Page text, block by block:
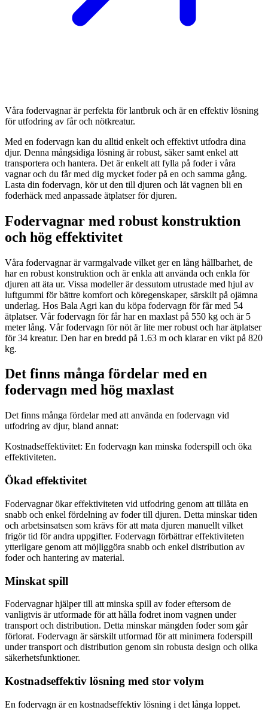
Våra fodervagnar är perfekta för lantbruk och är en effektiv lösning
för utfodring av får och nötkreatur.
Med en fodervagn kan du alltid enkelt och effektivt utfodra dina
djur. Denna mångsidiga lösning är robust, säker samt enkel att
transportera och hantera. Det är enkelt att fylla på foder i våra
vagnar och du får med dig mycket foder på en och samma gång.
Lasta din fodervagn, kör ut den till djuren och låt vagnen bli en
foderhäck med anpassade ätplatser för djuren.
Fodervagnar med robust konstruktion
och hög effektivitet
Våra fodervagnar är varmgalvade vilket ger en lång hållbarhet, de
har en robust konstruktion och är enkla att använda och enkla för
djuren att äta ur. Vissa modeller är dessutom utrustade med hjul av
luftgummi för bättre komfort och köregenskaper, särskilt på ojämna
underlag. Hos Bala Agri kan du köpa fodervagn för får med 54
ätplatser. Vår fodervagn för får har en maxlast på 550 kg och är 5
meter lång. Vår fodervagn för nöt är lite mer robust och har ätplatser
för 34 kreatur. Den har en bredd på 1.63 m och klarar en vikt på 820
kg.
Det finns många fördelar med en
fodervagn med hög maxlast
Det finns många fördelar med att använda en fodervagn vid
utfodring av djur, bland annat:
Kostnadseffektivitet: En fodervagn kan minska foderspill och öka
effektiviteten.
Ökad effektivitet
Fodervagnar ökar effektiviteten vid utfodring genom att tillåta en
snabb och enkel fördelning av foder till djuren. Detta minskar tiden
och arbetsinsatsen som krävs för att mata djuren manuellt vilket
frigör tid för andra uppgifter. Fodervagn förbättrar effektiviteten
ytterligare genom att möjliggöra snabb och enkel distribution av
foder och hantering av material.
Minskat spill
Fodervagnar hjälper till att minska spill av foder eftersom de
vanligtvis är utformade för att hålla fodret inom vagnen under
transport och distribution. Detta minskar mängden foder som går
förlorat. Fodervagn är särskilt utformad för att minimera foderspill
under transport och distribution genom sin robusta design och olika
säkerhetsfunktioner.
Kostnadseffektiv lösning med stor volym
En fodervagn är en kostnadseffektiv lösning i det långa loppet.